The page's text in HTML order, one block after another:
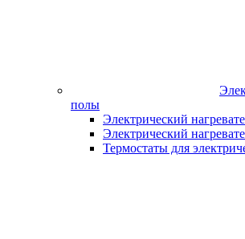
полы
Электрический
Электрический
Термостаты для